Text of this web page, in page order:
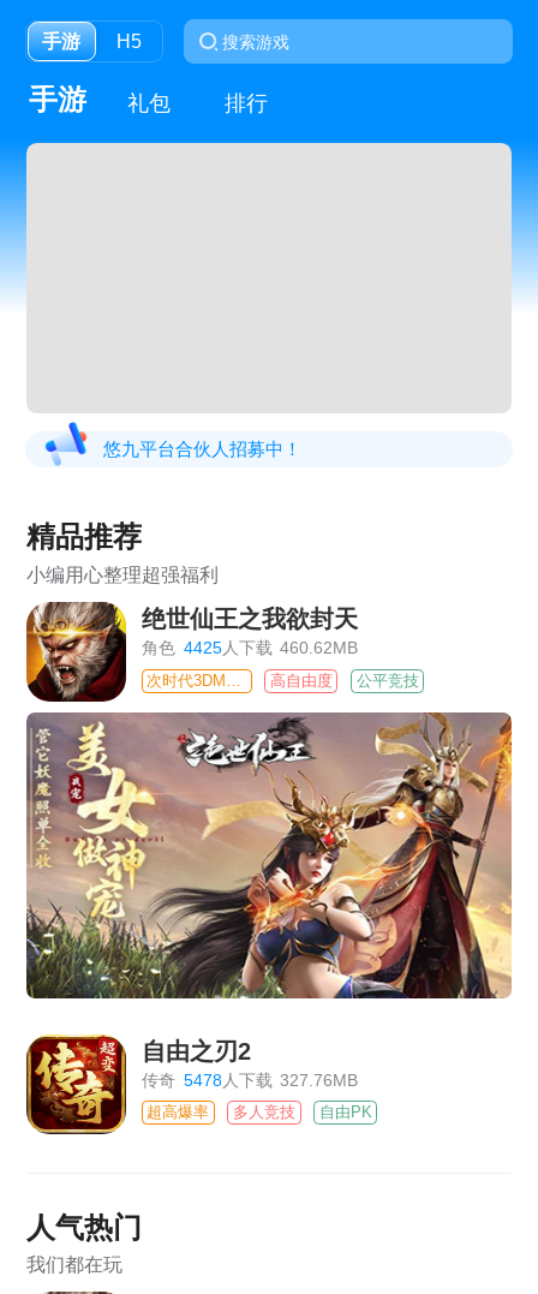
手游 H5
手游 礼包 排行
悠九平台合伙人招募中！
精品推荐
小编用心整理超强福利
绝世仙王之我欲封天
角色 4425人下载 460.62MB
高自由度 公平竞技
自由之刃2
传奇 5478人下载 327.76MB
超高爆率 多人竞技 自由PK
人气热门
我们都在玩